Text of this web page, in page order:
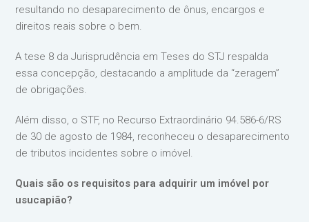
resultando no desaparecimento de ônus, encargos e
direitos reais sobre o bem.
A tese 8 da Jurisprudência em Teses do STJ respalda
essa concepção, destacando a amplitude da “zeragem”
de obrigações.
Além disso, o STF, no Recurso Extraordinário 94.586-6/RS
de 30 de agosto de 1984, reconheceu o desaparecimento
de tributos incidentes sobre o imóvel.
Quais são os requisitos para adquirir um imóvel por
usucapião?